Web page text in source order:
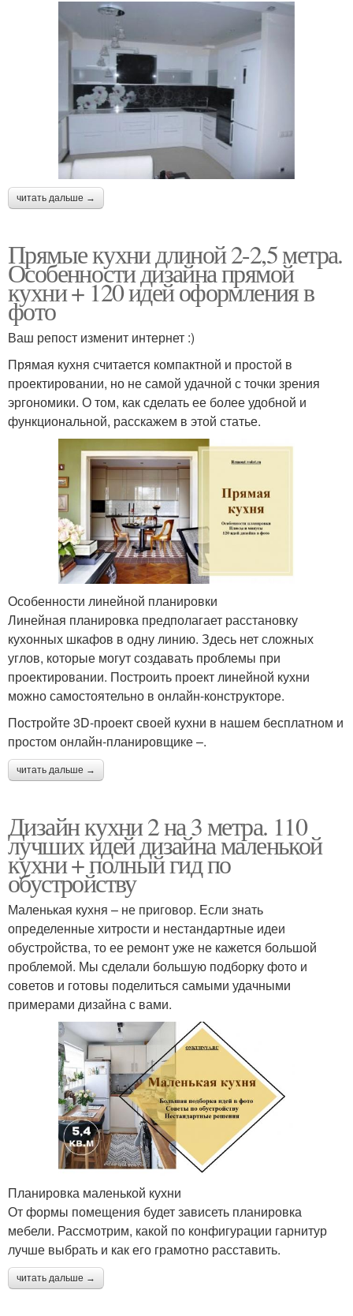
читать дальше →
Прямые кухни длиной 2-2,5 метра.
Особенности дизайна прямой
кухни + 120 идей оформления в
фото
Ваш репост изменит интернет :)
Прямая кухня считается компактной и простой в
проектировании, но не самой удачной с точки зрения
эргономики. О том, как сделать ее более удобной и
функциональной, расскажем в этой статье.
Особенности линейной планировки
Линейная планировка предполагает расстановку
кухонных шкафов в одну линию. Здесь нет сложных
углов, которые могут создавать проблемы при
проектировании. Построить проект линейной кухни
можно самостоятельно в онлайн-конструкторе.
Постройте 3D-проект своей кухни в нашем бесплатном и
простом онлайн-планировщике –.
читать дальше →
Дизайн кухни 2 на 3 метра. 110
лучших идей дизайна маленькой
кухни + полный гид по
обустройству
Маленькая кухня – не приговор. Если знать
определенные хитрости и нестандартные идеи
обустройства, то ее ремонт уже не кажется большой
проблемой. Мы сделали большую подборку фото и
советов и готовы поделиться самыми удачными
примерами дизайна с вами.
Планировка маленькой кухни
От формы помещения будет зависеть планировка
мебели. Рассмотрим, какой по конфигурации гарнитур
лучше выбрать и как его грамотно расставить.
читать дальше →